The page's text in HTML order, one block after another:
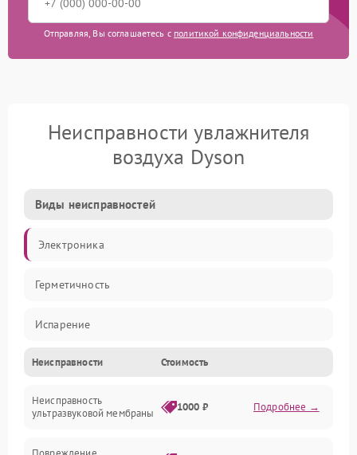
Отправляя, Вы соглашаетесь с политикой конфиденциальности
Неисправности увлажнителя
воздуха Dyson
Виды неисправностей
Электроника
Герметичность
Испарение
Водяной тракт
Механические повреждения
Неисправности Стоимость
Неисправность
ультразвуковой мембраны
1000 ₽ Подробнее →